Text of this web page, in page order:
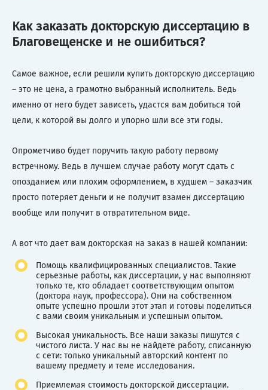
Как заказать докторскую диссертацию в
Благовещенске и не ошибиться?
Самое важное, если решили купить докторскую диссертацию
– это не цена, а грамотно выбранный исполнитель. Ведь
именно от него будет зависеть, удастся вам добиться той
цели, к которой вы долго и упорно шли все эти годы.
Опрометчиво будет поручить такую работу первому
встречному. Ведь в лучшем случае работу могут сдать с
опозданием или плохим оформлением, в худшем – заказчик
просто потеряет деньги и не получит взамен диссертацию
вообще или получит в отвратительном виде.
А вот что дает вам докторская на заказ в нашей компании:
Помощь квалифицированных специалистов. Такие
серьезные работы, как диссертации, у нас выполняют
только те, кто обладает соответствующим опытом
(доктора наук, профессора). Они на собственном
опыте успешно прошли этот этап и готовы поделиться
с вами своим уникальным и успешным опытом.
Высокая уникальность. Все наши заказы пишутся с
чистого листа. У нас вы не найдете работу, списанную
с сети: только уникальный авторский контент по
вашему предмету и теме исследования.
Приемлемая стоимость докторской диссертации.